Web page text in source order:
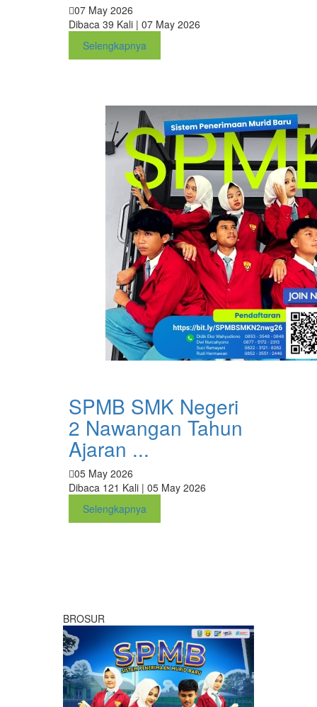
07 May 2026
Dibaca 39 Kali | 07 May 2026
Selengkapnya
SPMB SMK Negeri
2 Nawangan Tahun
Ajaran ...
05 May 2026
Dibaca 121 Kali | 05 May 2026
Selengkapnya
BROSUR